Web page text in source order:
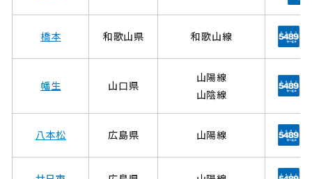
橋本 和歌山県 和歌山線
幡生 山口県
山陽線
山陰線
八本松 広島県 山陽線